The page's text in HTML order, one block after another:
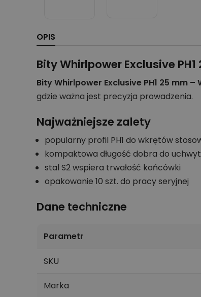
OPIS
Bity Whirlpower Exclusive
Bity Whirlpower Exclusive PH1 25 mm
gdzie ważna jest precyzja prowadzenia.
Najważniejsze zalety
popularny profil PH1 do wkrętów
kompaktowa długość dobra do
stal S2 wspiera trwałość końcówki
opakowanie 10 szt. do pracy seryjnej
Dane techniczne
Parametr
SKU
Marka